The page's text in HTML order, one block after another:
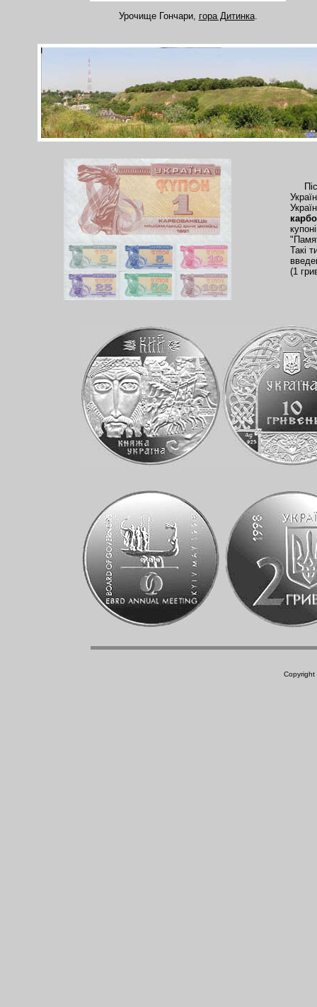
Урочище Гончари, гора Дитинка.
Такі
(1